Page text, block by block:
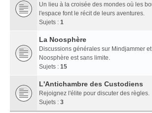
Un lieu à la croisée des mondes où les
l'espace font le récit de leurs aventures.
Sujets : 1
La Noosphère
Discussions générales sur Mindjammer
Noosphère est sans limite.
Sujets : 15
L'Antichambre des Custodiens
Rejoignez l'élite pour discuter des règles.
Sujets : 3